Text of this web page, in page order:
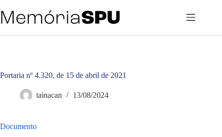
para
o
Portaria nº 4.320, de 15 de abril de 2021
tainacan 13/08/2024
Documento